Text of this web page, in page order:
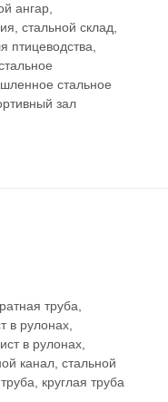
ангар,
стальной склад,
птицеводства,
стальное
зал
труба,
в рулонах,
в рулонах,
канал, стальной
круглая труба